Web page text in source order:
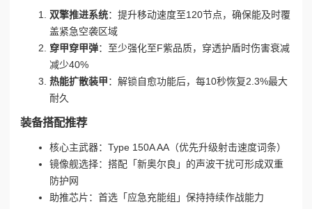
双擎推进系统：提升移动速度至120节点，确保能及时覆
盖紧急空袭区域
穿甲穿甲弹：至少强化至F紫品质，穿透护盾时伤害衰减
减少40%
热能扩散装甲：解锁自愈功能后，每10秒恢复2.3%最大
耐久
装备搭配推荐
核心主武器：Type 150A AA（优先升级射击速度词条）
镜像舰选择：搭配「新奥尔良」的声波干扰可形成双重
防护网
助推芯片：首选「应急充能组」保持持续作战能力